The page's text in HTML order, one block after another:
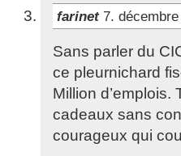
farinet 7.
Sans parler du
ce pleurnichard
Million
cadeaux sans
courageux qui